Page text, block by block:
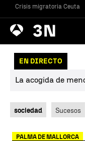
Crisis migratoria Ceuta
Antena
3 Noticias
EN DIRECTO
La acogida de
sociedad Sucesos
PALMA DE MALLORCA